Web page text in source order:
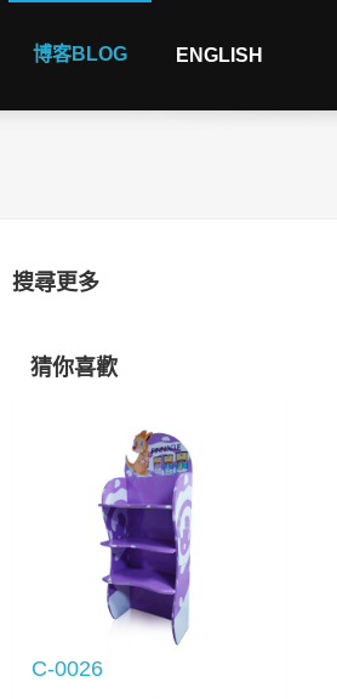
博客BLOG ENGLISH
搜尋更多
猜你喜歡
C-0026